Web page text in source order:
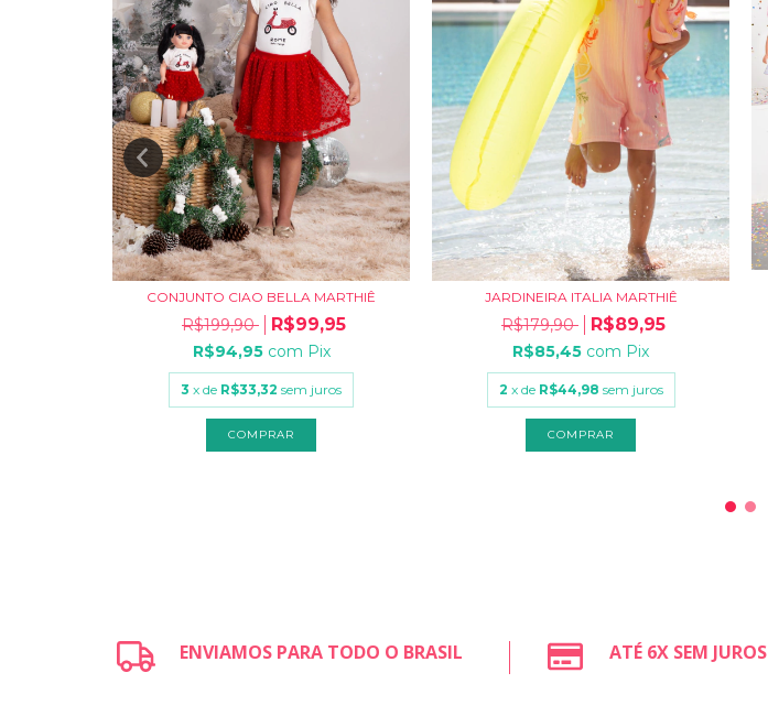
CONJUNTO CIAO BELLA MARTHIÊ
R$199,90 R$99,95
R$94,95 com Pix
3 x de R$33,32 sem juros
COMPRAR
JARDINEIRA ITALIA MARTHIÊ
R$179,90 R$89,95
R$85,45 com Pix
2 x de R$44,98 sem juros
COMPRAR
ENVIAMOS PARA TODO O BRASIL ATÉ 6X SEM JUROS